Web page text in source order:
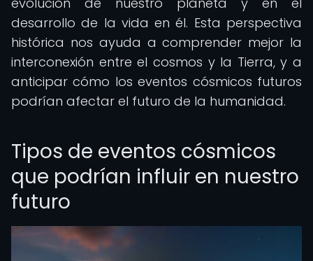
desarrollo de la vida en él. Esta perspectiva
histórica nos ayuda a comprender mejor la
interconexión entre el cosmos y la Tierra, y a
anticipar cómo los eventos cósmicos futuros
podrían afectar el futuro de la humanidad.
Tipos de eventos cósmicos
que podrían influir en nuestro
futuro